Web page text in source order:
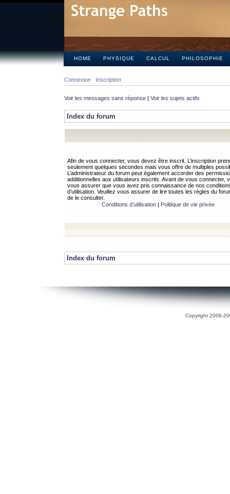
HOME PHYSIQUE CALCUL PHILOSOPHIE
Connexion Inscription
Voir les messages sans réponse | Voir les sujets actifs
Index du forum
Afin de vous connecter, vous devez être inscrit. L’inscription
seulement quelques secondes mais vous offre de multiples
L’administrateur du forum peut également accorder des
additionnelles aux utilisateurs inscrits. Avant de vous connecter,
vous assurer que vous avez pris connaissance de nos
d’utilisation. Veuillez vous assurer de lire toutes les règles du
de le consulter.
Conditions d’utilisation| Politique de vie privée
Index du forum
Copyright 2006-